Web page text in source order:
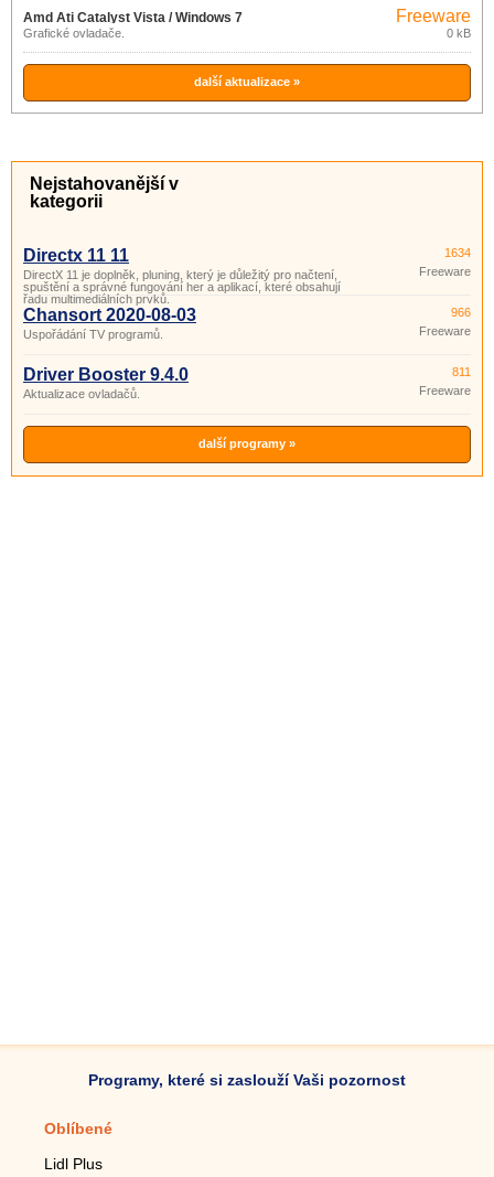
Amd Ati Catalyst Vista / Windows 7
13.4 Win 7, 8 64-bit
Grafické ovladače.
Freeware
0 kB
další aktualizace »
Nejstahovanější v
kategorii
Directx 11 11
DirectX 11 je doplněk, pluning, který je důležitý pro načtení,
spuštění a správné fungování her a aplikací, které obsahují
řadu multimediálních prvků.
1634
Freeware
Chansort 2020-08-03
Uspořádání TV programů.
966
Freeware
Driver Booster 9.4.0
Aktualizace ovladačů.
811
Freeware
další programy »
Programy, které si zaslouží Vaši pozornost
Oblíbené
Lidl Plus